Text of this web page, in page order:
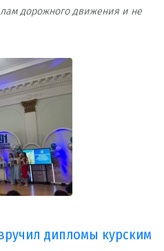
дорожного движения и не
дипломы курским